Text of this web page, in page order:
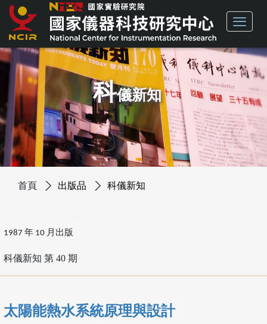
科儀新知
首頁 出版品 科儀新知
1987 年 10 月出版
科儀新知 第 40 期
太陽能熱水系統原理與設計